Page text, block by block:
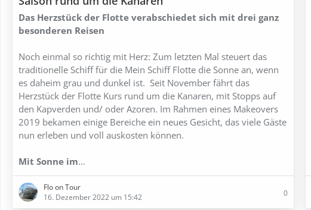
Das Herzstück der Flotte verabschiedet sich mit drei ganz
besonderen Reisen
Noch einmal so richtig mit Herz: Zum letzten Mal steuert das
traditionelle Schiff für die Mein Schiff Flotte die Sonne an, wenn
es daheim grau und dunkel ist. Seit November fährt das
Herzstück der Flotte Kurs rund um die Kanaren, mit Stopps auf
den Kapverden und/ oder Azoren. Im Rahmen eines Makeovers
2019 bekamen einige Bereiche ein neues Gesicht, das viele Gäste
nun erleben und voll auskosten können.
Mit Sonne im…
Flo on Tour
16. Dezember 2022 um 15:42
0